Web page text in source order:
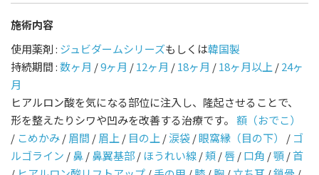
施術内容
使用薬剤 : ジュビダームシリーズもしくは韓国製
持続期間 :数ヶ月 /9ヶ月 /12ヶ月 /18ヶ月 /18ヶ月以上 /24ヶ
月
ヒアルロン酸を気になる部位に注入し、隆起させることで、
形を整えたりシワや凹みを改善する治療です。 額（おでこ）
/ こめかみ/眉間 /眉上 / 目の上 /涙袋/眼窩縁（目の下） / ゴ
ルゴライン /鼻/鼻翼基部/ ほうれい線/頬/唇/口角 /顎/首